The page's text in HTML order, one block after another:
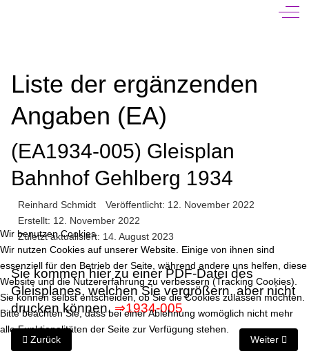
Off-
Liste der ergänzenden
Angaben (EA)
(EA1934-005) Gleisplan
Bahnhof Gehlberg 1934
Reinhard Schmidt
Veröffentlicht: 12. November 2022
Erstellt: 12. November 2022
Zuletzt aktualisiert: 14. August 2023
Sie kommen hier zu einer PDF-Datei des
Gleisplanes, welchen Sie vergrößern, aber nicht
drucken können.⇒1934-005
Vorheriger Beitrag: (EA1934-004) Das Waldbad des Albin
Zurück Nächster
Weiter
Wir benutzen Cookies
Wir nutzen Cookies auf unserer Website. Einige von ihnen sind
essenziell für den Betrieb der Seite, während andere uns helfen, diese
Website und die Nutzererfahrung zu verbessern (Tracking Cookies).
Sie können selbst entscheiden, ob Sie die Cookies zulassen möchten.
Bitte beachten Sie, dass bei einer Ablehnung womöglich nicht mehr
alle Funktionalitäten der Seite zur Verfügung stehen.